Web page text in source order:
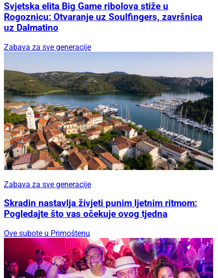
Svjetska elita Big Game ribolova stiže u
Rogoznicu: Otvaranje uz Soulfingers, završnica
uz Dalmatino
Zabava za sve generacije
Zabava za sve generacije
Skradin nastavlja živjeti punim ljetnim ritmom:
Pogledajte što vas očekuje ovog tjedna
Ove subote u Primoštenu